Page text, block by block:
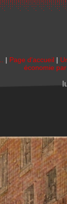
| Page d'accueil |
économie